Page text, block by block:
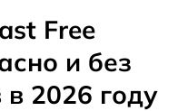
Free
и без
2026 году